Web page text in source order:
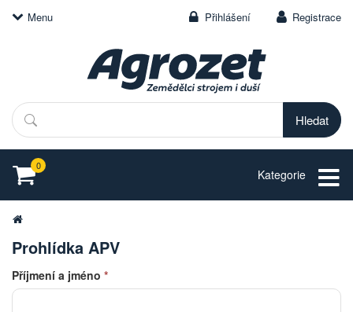
Menu Přihlášení Registrace
Hledat
0
Kategorie
Prohlídka APV
Příjmení a jméno *